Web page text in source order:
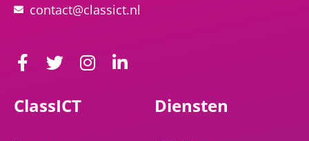
contact@classict.nl
ClassICT Diensten